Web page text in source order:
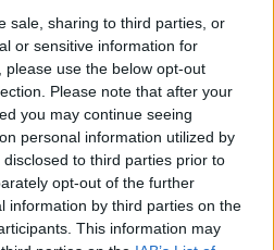
sale, sharing to third parties, or
or sensitive information for
use the below opt-out
Please note that after your
you may continue seeing
personal information utilized by
to third parties prior to
opt-out of the further
information by third parties on the
This information may
DESDOBRA-TE
DESTAQUE
de 30 de
Matosinhos
Concurso Sardinhas
Edição Concurso Diz-me Tu
Na sua visão,
ativas na memória e
sobrecarga, enquanto o stress
níveis de cortisol e
cognitivo.
ressalta que não há
digital provoque mudanças
A adaptação observada,
Open 2026”
ATP com
Luca Van Assche
on 07/08/2026